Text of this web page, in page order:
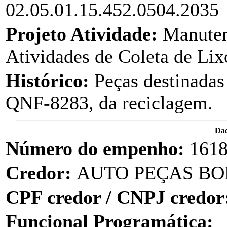
02.05.01.15.452.0504.2035
Projeto Atividade:
Atividades de Coleta de
Histórico: Peças
QNF-8283, da reciclagem.
Número do empenho:
Credor: AUTO PEÇAS
CPF credor / CNPJ
Funcional Programática: